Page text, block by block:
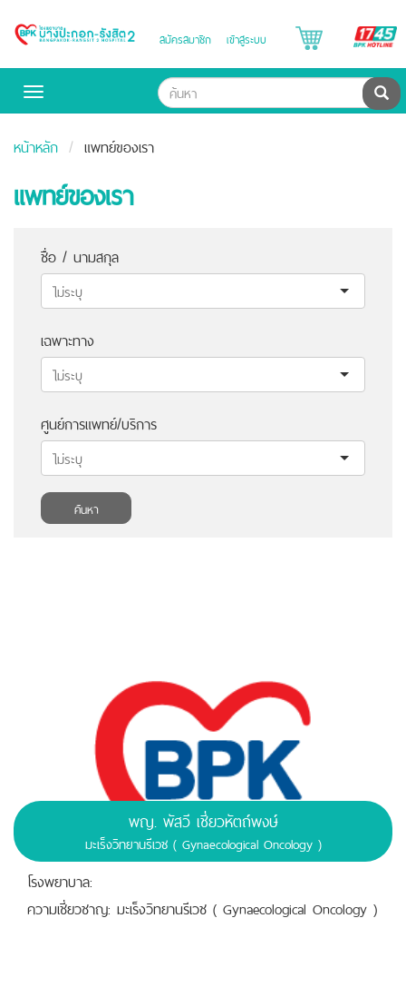
Bangpakok
สมัครสมาชิก เข้าสู่ระบบ
Toggle
ค้น
หน้าหลัก แพทย์ของเรา
แพทย์ของเรา
ชื่อ / นามสกุล
เฉพาะทาง
ศูนย์การแพทย์/บริการ
ค้นหา
พญ. พัสวี เชี่ยวหัตถ์พงษ์
มะเร็งวิทยานรีเวช ( Gynaecological Oncology )
โรงพยาบาล:
ความเชี่ยวชาญ: มะเร็งวิทยานรีเวช ( Gynaecological Oncology )